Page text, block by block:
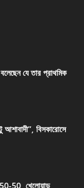
যে তার প্রাথমিক
বিসকারোসে
50-50, খেলোয়াড়